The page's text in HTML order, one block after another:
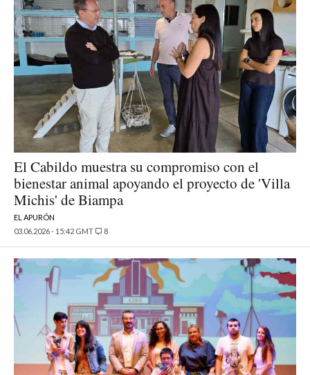
El Cabildo muestra su compromiso con el
bienestar animal apoyando el proyecto de 'Villa
Michis' de Biampa
EL APURÓN
03.06.2026 - 15:42 GMT
8